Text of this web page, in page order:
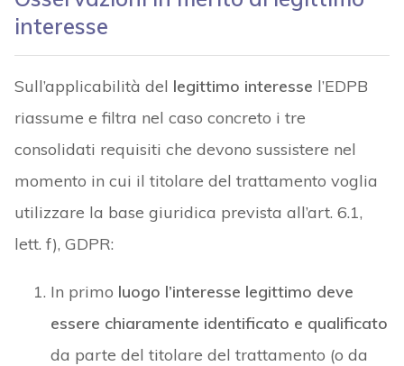
interesse
Sull’applicabilità del legittimo interesse l’EDPB
riassume e filtra nel caso concreto i tre
consolidati requisiti che devono sussistere nel
momento in cui il titolare del trattamento voglia
utilizzare la base giuridica prevista all’art. 6.1,
lett. f), GDPR:
In primo luogo l’interesse legittimo deve
essere chiaramente identificato e qualificato
da parte del titolare del trattamento (o da